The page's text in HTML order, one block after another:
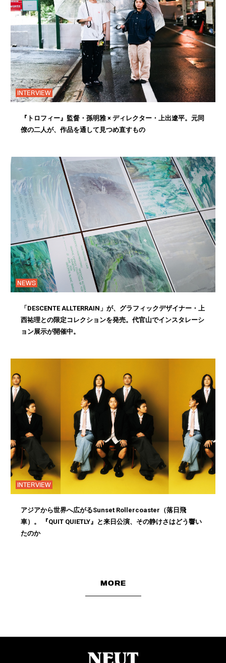
INTERVIEW
『トロフィー』監督・孫明雅 × ディレクター・上出遼平。元同
僚の二人が、作品を通して見つめ直すもの
NEWS
「DESCENTE ALLTERRAIN」が、グラフィックデザイナー・上
西祐理との限定コレクションを発売。代官山でインスタレーシ
ョン展示が開催中。
INTERVIEW
アジアから世界へ広がるSunset Rollercoaster（落日飛
車）。 『QUIT QUIETLY』と来日公演、その静けさはどう響い
たのか
MORE